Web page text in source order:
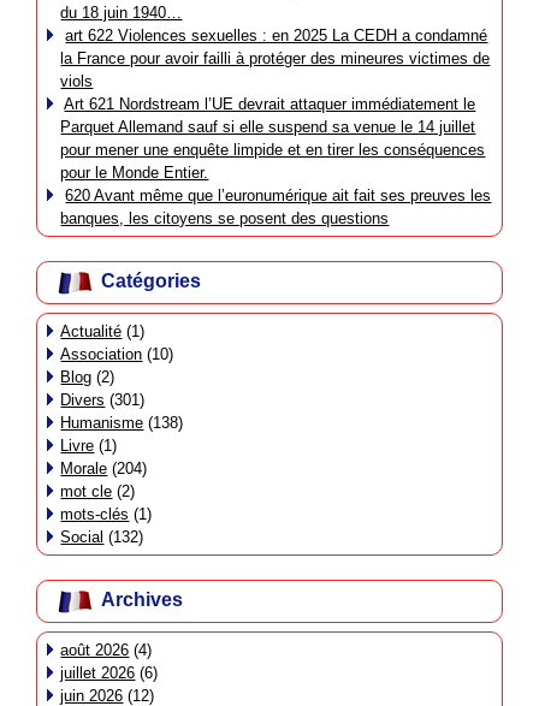
du 18 juin 1940…
art 622 Violences sexuelles : en 2025 La CEDH a condamné
la France pour avoir failli à protéger des mineures victimes de
viols
Art 621 Nordstream l’UE devrait attaquer immédiatement le
Parquet Allemand sauf si elle suspend sa venue le 14 juillet
pour mener une enquête limpide et en tirer les conséquences
pour le Monde Entier.
620 Avant même que l’euronumérique ait fait ses preuves les
banques, les citoyens se posent des questions
Catégories
Actualité (1)
Association (10)
Blog (2)
Divers (301)
Humanisme (138)
Livre (1)
Morale (204)
mot cle (2)
mots-clés (1)
Social (132)
Archives
août 2026 (4)
juillet 2026 (6)
juin 2026 (12)